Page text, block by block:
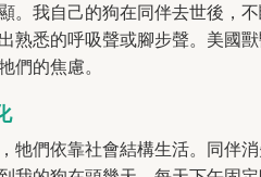
。我自己的狗在同伴去世後，
熟悉的呼吸聲或腳步聲。美國
們的焦慮。
牠們依靠社會結構生活。同伴